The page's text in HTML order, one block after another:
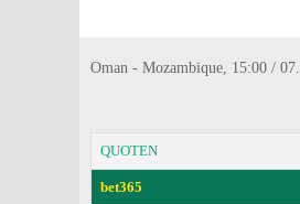
Oman - Mozambique, 15:00 /
QUOTEN
bet365